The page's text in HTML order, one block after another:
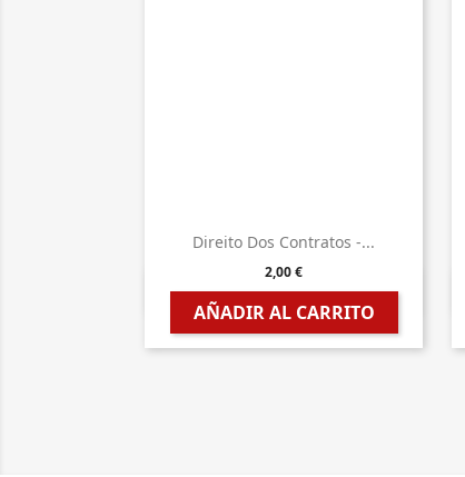
Direito Dos Contratos -...
2,00 €
AÑADIR AL CARRITO
 Vista rápida